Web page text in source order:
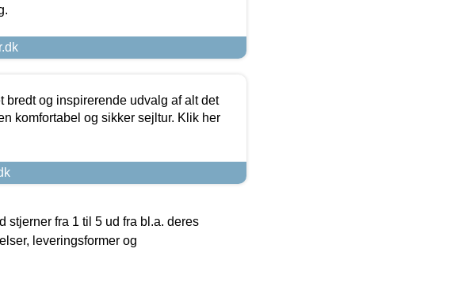
bredt og inspirerende udvalg af alt det
komfortabel og sikker sejltur. Klik her
fra 1 til 5 ud fra bl.a. deres
leveringsformer og